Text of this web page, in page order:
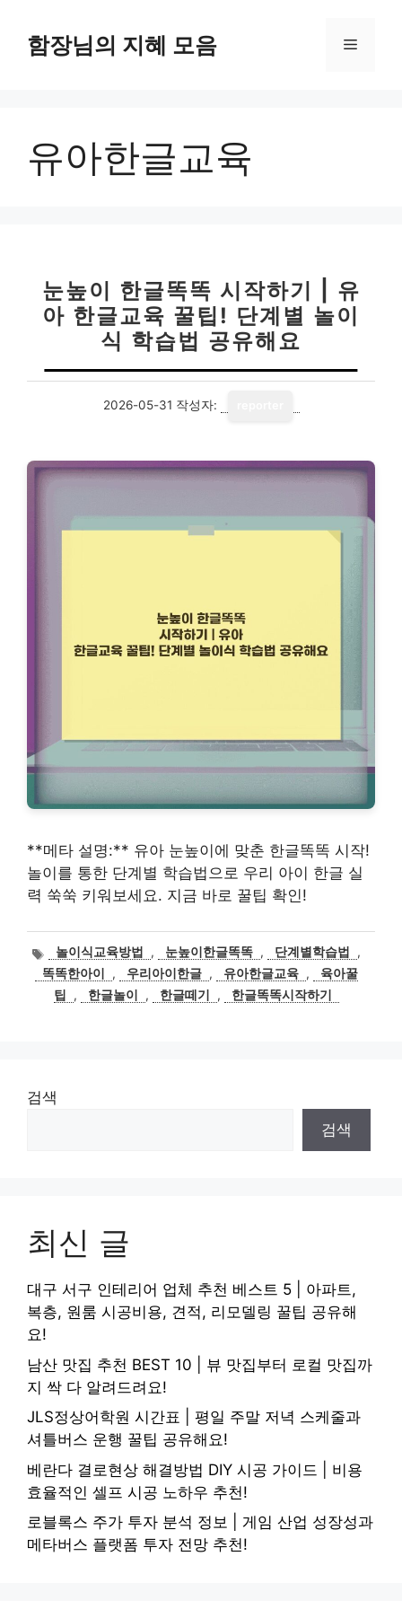
함장님의 지혜 모음 메
유아한글교육
눈높이 한글똑똑 시작하기 | 유
아 한글교육 꿀팁! 단계별 놀이
식 학습법 공유해요
2026-05-31 작성자:
**메타 설명:** 유아 눈높이에 맞춘 한글똑똑 시작!
놀이를 통한 단계별 학습법으로 우리 아이 한글 실
력 쑥쑥 키워보세요. 지금 바로 꿀팁 확인!
태
그
놀이식교육방법 , 눈높이한글똑똑 , 단계별학습법
,
똑똑한아이
, 우리아이한글 , 유아한글교육 ,
육아꿀
팁
, 한글놀이 , 한글떼기 , 한글똑똑시작하기
검색
검색
최신 글
대구 서구 인테리어 업체 추천 베스트 5 | 아파트,
복층, 원룸 시공비용, 견적, 리모델링 꿀팁 공유해
요!
남산 맛집 추천 BEST 10 | 뷰 맛집부터 로컬 맛집까
지 싹 다 알려드려요!
JLS정상어학원 시간표 | 평일 주말 저녁 스케줄과
셔틀버스 운행 꿀팁 공유해요!
베란다 결로현상 해결방법 DIY 시공 가이드 | 비용
효율적인 셀프 시공 노하우 추천!
로블록스 주가 투자 분석 정보 | 게임 산업 성장성과
메타버스 플랫폼 투자 전망 추천!